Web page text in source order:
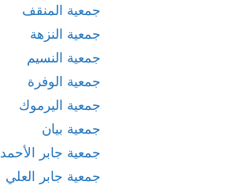
جمعية المنقف
جمعية النزهة
جمعية النسيم
جمعية الوفرة
جمعية اليرموك
جمعية بيان
جمعية جابر الأحمد
جمعية جابر العلي